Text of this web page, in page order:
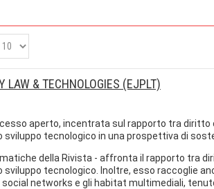
LAW & TECHNOLOGIES (EJPLT)
aperto, incentrata sul rapporto tra diritto
sviluppo tecnologico in una prospettiva di
della Rivista - affronta il rapporto tra
sviluppo tecnologico. Inoltre, esso raccoglie
social networks e gli habitat multimediali,